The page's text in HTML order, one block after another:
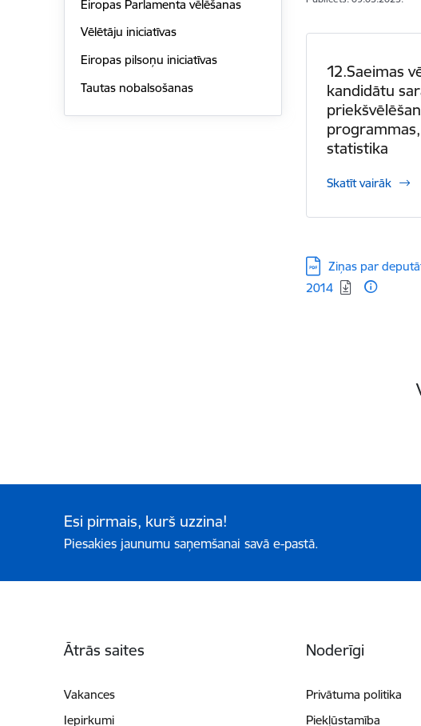
Eiropas Parlamenta vēlēšanas
Vēlētāju iniciatīvas
Eiropas pilsoņu iniciatīvas
Tautas nobalsošanas
12.Saeimas
kandidātu
programmas,
statistika
Skatīt vairāk
Lejupielādēt:
Ziņas par
2014
Esi pirmais, kurš uzzina!
Piesakies jaunumu saņemšanai savā e-pastā.
Ātrās saites
Vakances
Iepirkumi
Noderīgi
Privātuma politika
Piekļūstamība